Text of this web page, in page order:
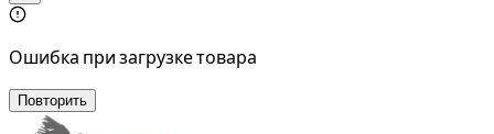
Ошибка при загрузке товара
Повторить